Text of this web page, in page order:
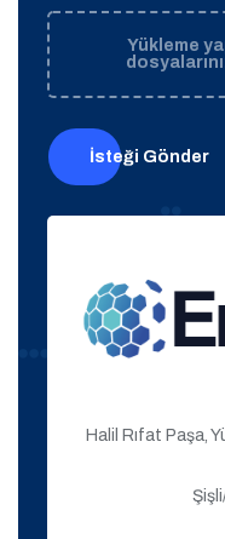
Yükleme
İsteği Gönder
Halil Rıfat Paşa,